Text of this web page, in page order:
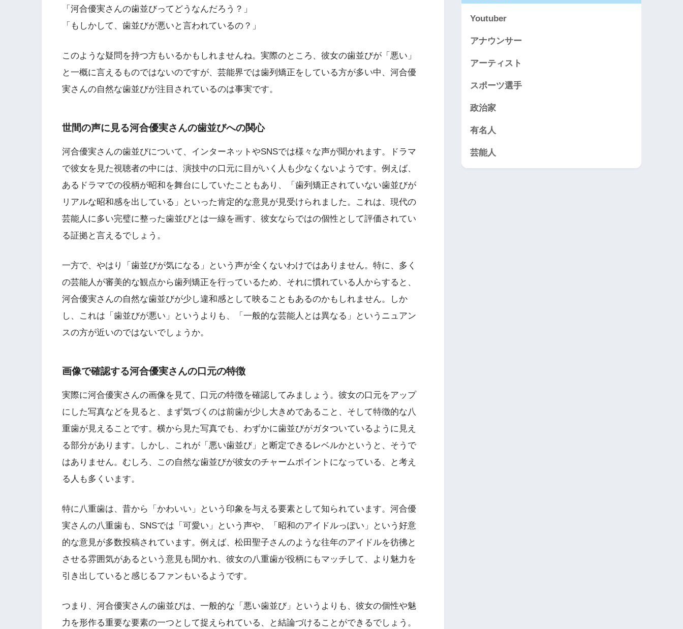
「河合優実さんの歯並びってどうなんだろう？」
「もしかして、歯並びが悪いと言われているの？」
このような疑問を持つ方もいるかもしれませんね。実際のところ、彼女の歯並びが「悪い」
と一概に言えるものではないのですが、芸能界では歯列矯正をしている方が多い中、河合優
実さんの自然な歯並びが注目されているのは事実です。
世間の声に見る河合優実さんの歯並びへの関心
河合優実さんの歯並びについて、インターネットやSNSでは様々な声が聞かれます。ドラマ
で彼女を見た視聴者の中には、演技中の口元に目がいく人も少なくないようです。例えば、
あるドラマでの役柄が昭和を舞台にしていたこともあり、「歯列矯正されていない歯並びが
リアルな昭和感を出している」といった肯定的な意見が見受けられました。これは、現代の
芸能人に多い完璧に整った歯並びとは一線を画す、彼女ならではの個性として評価されてい
る証拠と言えるでしょう。
一方で、やはり「歯並びが気になる」という声が全くないわけではありません。特に、多く
の芸能人が審美的な観点から歯列矯正を行っているため、それに慣れている人からすると、
河合優実さんの自然な歯並びが少し違和感として映ることもあるのかもしれません。しか
し、これは「歯並びが悪い」というよりも、「一般的な芸能人とは異なる」というニュアン
スの方が近いのではないでしょうか。
画像で確認する河合優実さんの口元の特徴
実際に河合優実さんの画像を見て、口元の特徴を確認してみましょう。彼女の口元をアップ
にした写真などを見ると、まず気づくのは前歯が少し大きめであること、そして特徴的な八
重歯が見えることです。横から見た写真でも、わずかに歯並びがガタついているように見え
る部分があります。しかし、これが「悪い歯並び」と断定できるレベルかというと、そうで
はありません。むしろ、この自然な歯並びが彼女のチャームポイントになっている、と考え
る人も多くいます。
特に八重歯は、昔から「かわいい」という印象を与える要素として知られています。河合優
実さんの八重歯も、SNSでは「可愛い」という声や、「昭和のアイドルっぽい」という好意
的な意見が多数投稿されています。例えば、松田聖子さんのような往年のアイドルを彷彿と
させる雰囲気があるという意見も聞かれ、彼女の八重歯が役柄にもマッチして、より魅力を
引き出していると感じるファンもいるようです。
つまり、河合優実さんの歯並びは、一般的な「悪い歯並び」というよりも、彼女の個性や魅
力を形作る重要な要素の一つとして捉えられている、と結論づけることができるでしょう。
Youtuber
アナウンサー
アーティスト
スポーツ選手
政治家
有名人
芸能人